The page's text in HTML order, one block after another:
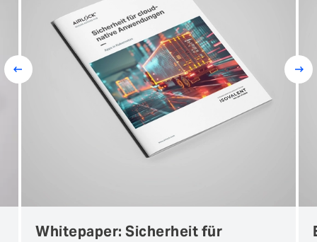
Prev
Whitepaper: Sicherheit für
Next